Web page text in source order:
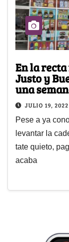
En la
Justo y
una
JULIO 19, 2022
Pese a ya
levantar la
tate quieto,
acaba